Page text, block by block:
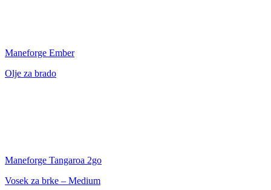
Maneforge Ember
Olje za brado
Maneforge Tangaroa 2go
Vosek za brke – Medium